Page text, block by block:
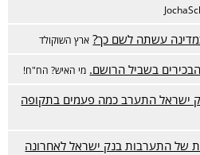
עשתה לשם כך? ארץ השוקולד
בשביל הרושם. מי האיש? הח"ח!
ישראל התערב כמה פעמים בתקופה
של התערבות בנק ישראל לאחרונה